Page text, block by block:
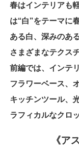
春はインテリアも
は“白”をテーマに
ある白、深みのあ
さまざまなテクス
前編では、インテ
フラワーベース、
キッチンツール、
ラフィカルなクロ
《ア